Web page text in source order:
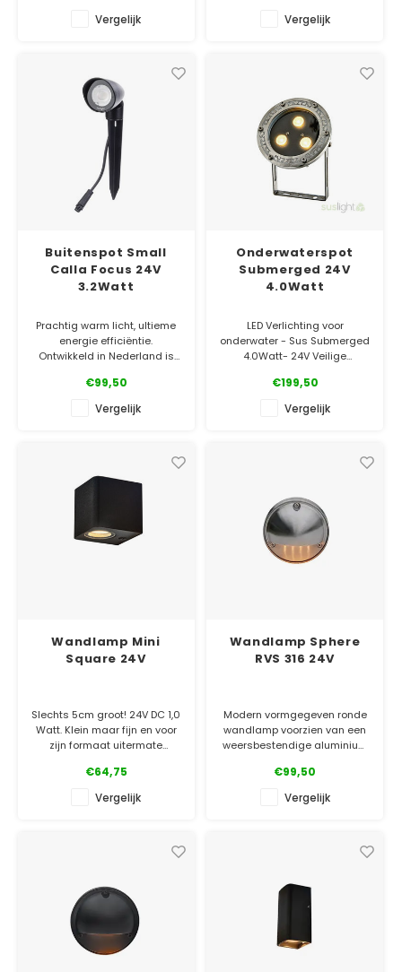
✓ Officiële Suslight dealer
Vergelijk
✓ Officiële Suslight dealer
Vergelijk
Buitenspot Small
Calla Focus 24V
3.2Watt
Prachtig warm licht, ultieme
energie efficiëntie.
Ontwikkeld in Nederland is
spots ter wereld!
✓ Officiële Suslight dealer
€99,50
Vergelijk
Onderwaterspot
Submerged 24V
4.0Watt
LED Verlichting voor
onderwater - Sus Submerged
4.0Watt- 24V Veilige
verlichting kan permanent
onderwater blijven.
€199,50
Vergelijk
Wandlamp Mini
Square 24V
Slechts 5cm groot! 24V DC 1,0
Watt. Klein maar fijn en voor
zijn formaat uitermate
verlicht de Sus Mini Square
zonder problemen vanaf 1
meter 80 hoog.
€64,75
Vergelijk
Wandlamp Sphere
RVS 316 24V
Modern vormgegeven ronde
wandlamp voorzien van een
weersbestendige aluminium
en deze is verwerkt in het
robuuste aluminium
armatuur.
€99,50
Vergelijk